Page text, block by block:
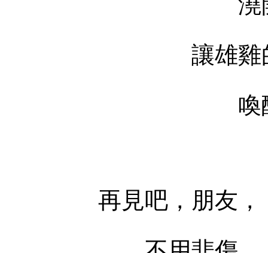
讓雄雞的啼
喚醒沉睡
再見吧，朋友，